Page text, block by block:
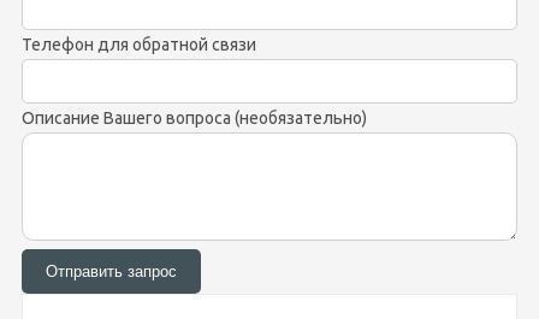
Телефон для обратной связи
Описание Вашего вопроса (необязательно)